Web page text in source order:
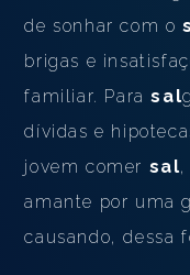
de sonhar com o
brigas e
familiar. Parasal
dívidas e
jovem comer sal,
amante por uma
causando, dessa